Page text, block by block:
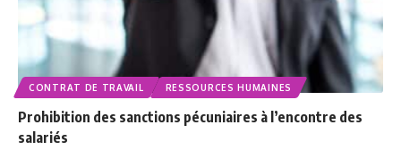
CONTRAT DE TRAVAIL RESSOURCES HUMAINES
Prohibition des sanctions pécuniaires à l’encontre des
salariés